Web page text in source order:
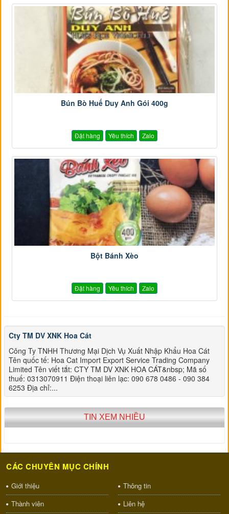
Bún Bò Huế Duy Anh Gói 400g
Đặt hàng Yêu thích Zalo
Bột Bánh Xèo
Đặt hàng Yêu thích Zalo
Cty TM DV XNK Hoa Cát
Công Ty TNHH Thương Mại Dịch Vụ Xuất Nhập Khẩu Hoa Cát
Tên quốc tế: Hoa Cat Import Export Service Trading Company
Limited Tên viết tắt: CTY TM DV XNK HOA CÁT&nbsp; Mã số
thuế: 0313070911 Điện thoại liên lạc: 090 678 0486 - 090 384
6253 Địa chỉ:...
TIN XEM NHIỀU
CÁC CHUYÊN MỤC CHÍNH
Giới thiệu
Thông tin
Thành viên
Liên hệ